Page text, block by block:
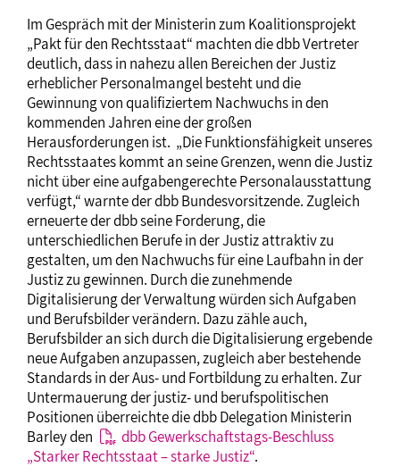
Im Gespräch mit der Ministerin zum Koalitionsprojekt
„Pakt für den Rechtsstaat“ machten die dbb Vertreter
deutlich, dass in nahezu allen Bereichen der Justiz
erheblicher Personalmangel besteht und die
Gewinnung von qualifiziertem Nachwuchs in den
kommenden Jahren eine der großen
Herausforderungen ist. „Die Funktionsfähigkeit unseres
Rechtsstaates kommt an seine Grenzen, wenn die Justiz
nicht über eine aufgabengerechte Personalausstattung
verfügt,“ warnte der dbb Bundesvorsitzende. Zugleich
erneuerte der dbb seine Forderung, die
unterschiedlichen Berufe in der Justiz attraktiv zu
gestalten, um den Nachwuchs für eine Laufbahn in der
Justiz zu gewinnen. Durch die zunehmende
Digitalisierung der Verwaltung würden sich Aufgaben
und Berufsbilder verändern. Dazu zähle auch,
Berufsbilder an sich durch die Digitalisierung ergebende
neue Aufgaben anzupassen, zugleich aber bestehende
Standards in der Aus- und Fortbildung zu erhalten. Zur
Untermauerung der justiz- und berufspolitischen
Positionen überreichte die dbb Delegation Ministerin
Barley den
dbb Gewerkschaftstags-Beschluss
„Starker Rechtsstaat – starke Justiz“.